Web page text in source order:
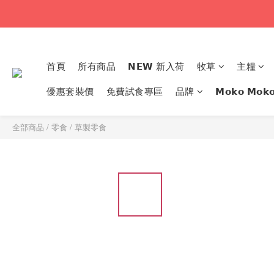
首頁 所有商品 𝗡𝗘𝗪 新入荷 牧草
主糧
優惠套裝價
免費試食專區 品牌 𝗠𝗼𝗸𝗼 𝗠𝗼𝗸𝗼
全部商品 / 零食 / 草製零食